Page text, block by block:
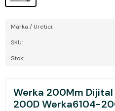
Marka / Üretici:
SKU:
Stok:
Werka 200Mm Dijital
200D Werka6104-